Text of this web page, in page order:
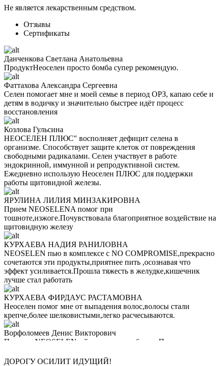
Не является лекарственным средством.
Отзывы
Сертификаты
Данченкова Светлана Анатольевна
ПродуктНеоселен просто бомба супер рекомендую.
Фаттахова Александра Сергеевна
Селен помогает мне и моей семье в период ОРЗ, капаю себе и
детям в водичку и значительно быстрее идёт процесс
восстановления
Козлова Гульсина
НЕОСЕЛЕН ПЛЮС" восполняет дефицит селена в
организме. Способствует защите клеток от повреждения
свободными радикалами. Селен участвует в работе
эндокринной, иммунной и репродуктивной систем.
Ежедневно использую Неоселен ПЛЮС для поддержки
работы щитовидной железы.
ЯРУЛИНА ЛИЛИЯ МИНЗАКИРОВНА
Прием NEOSELENA помог при
тошноте,изжоге.Почувствовала благоприятное воздействие на
щитовидную железу
КУРХАЕВА НАДИЯ РАНИЛОВНА
NEOSELEN пью в комплексе с NO COMPROMISE,прекрасно
сочетаются эти продукты,приятнее пить ,осознавая что
эффект усиливается.Прошла тяжесть в желудке,кишечник
лучше стал работать
КУРХАЕВА ФИРДАУС РАСТАМОВНА
Неоселен помог мне от выпадения волос,волосы стали
крепче,более шелковистыми,легко расчесываются.
Ворфоломеев Денис Викторович
Продукт NEOSELENдействительнл работает.Почувствлвал
нагрузки после тренировок.Прошла тошнота и изжога.
ДОРОГУ ОСИЛИТ ИДУЩИЙ!